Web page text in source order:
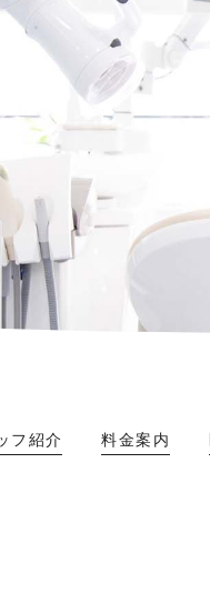
フ紹介 料金案内